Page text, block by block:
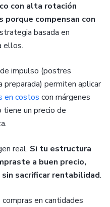
con alta rotación
porque compensan con
basada en
ellos.
impulso (postres
preparada) permiten aplicar
en costos con márgenes
un precio de
real. Si tu estructura
a buen precio,
sacrificar rentabilidad.
en cantidades